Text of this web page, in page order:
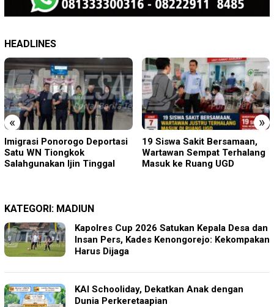
HEADLINES
« »
19 Siswa Sakit Bersamaan,
Wartawan Sempat Terhalang
Masuk ke Ruang UGD
Sambut HUT RI ke-81 di
Gunung Sanggabuana, KPU
Karawang Jaga Stamina
KATEGORI: MADIUN
Kapolres Cup 2026 Satukan Kepala Desa dan
Insan Pers, Kades Kenongorejo: Kekompakan
Harus Dijaga
KAI Schooliday, Dekatkan Anak dengan
Dunia Perkeretaapian